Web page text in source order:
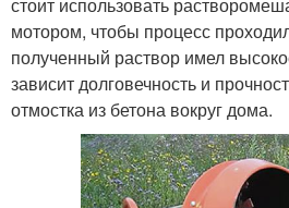
мотором, чтобы процесс
полученный раствор имел
зависит долговечность и
отмостка из бетона вокруг дома.